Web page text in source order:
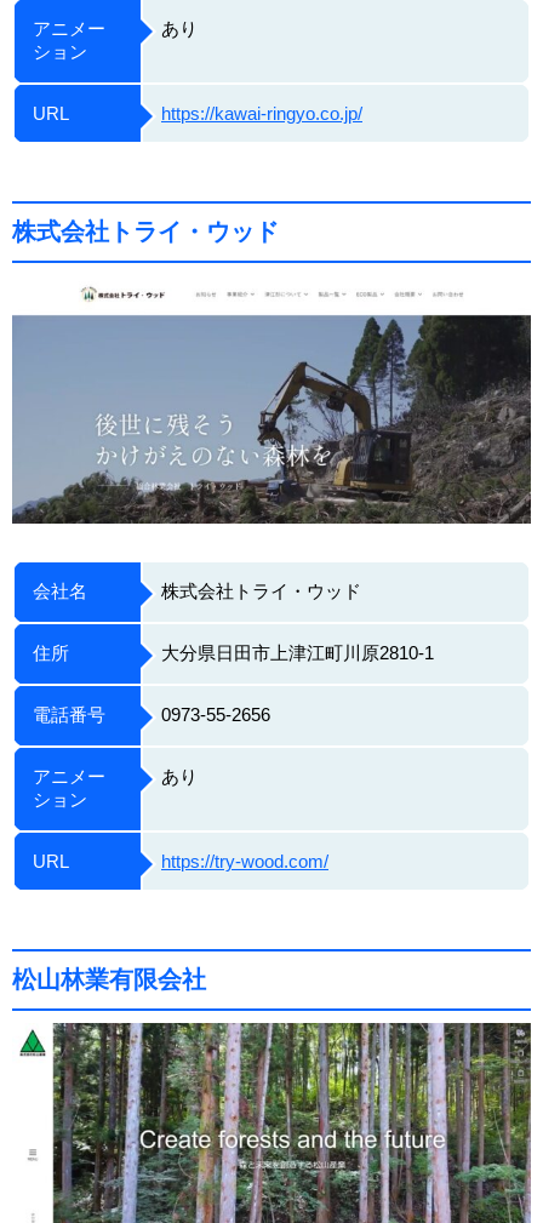
アニメー
ション
あり
URL https://kawai-ringyo.co.jp/
株式会社トライ・ウッド
会社名 株式会社トライ・ウッド
住所 大分県日田市上津江町川原2810-1
電話番号 0973-55-2656
アニメー
ション
あり
URL https://try-wood.com/
松山林業有限会社